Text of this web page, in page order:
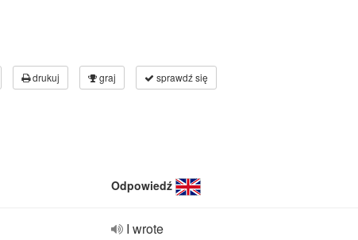
drukuj graj sprawdź się
Odpowiedź
I wrote